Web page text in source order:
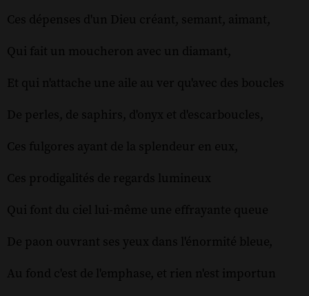
Ces dépenses d'un Dieu créant, semant, aimant,
Qui fait un moucheron avec un diamant,
Et qui n'attache une aile au ver qu'avec des boucles
De perles, de saphirs, d'onyx et d'escarboucles,
Ces fulgores ayant de la splendeur en eux,
Ces prodigalités de regards lumineux
Qui font du ciel lui-même une effrayante queue
De paon ouvrant ses yeux dans l'énormité bleue,
Au fond c'est de l'emphase, et rien n'est importun